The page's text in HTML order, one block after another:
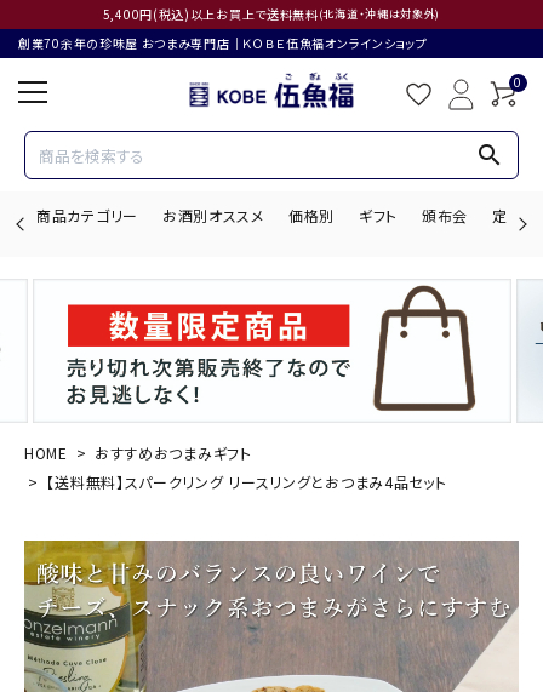
5,400円(税込)以上お買上で送料無料(北海道・沖縄は対象外)
創業70余年の珍味屋 おつまみ専門店│ＫＯＢＥ伍魚福オンラインショップ
0
search
商品カテゴリー お酒別オススメ 価格別 ギフト 頒布会 定期購
search
ACCOUNT MENU
商品カテゴリー
お酒別オススメ
価格別
HOME
おすすめおつまみギフト
【送料無料】スパークリング リースリングとおつまみ4品セット